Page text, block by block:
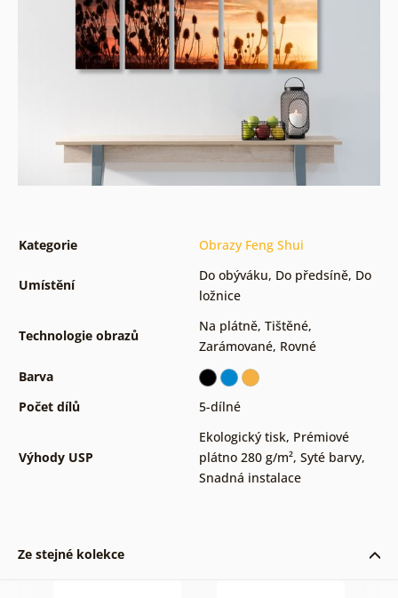
Kategorie Obrazy Feng Shui
Umístění
Do obýváku, Do předsíně, Do
ložnice
Technologie obrazů
Na plátně, Tištěné,
Zarámované, Rovné
Barva
Počet dílů
5-dílné
Výhody USP
Ekologický tisk, Prémiové
plátno 280 g/m², Syté barvy,
Snadná instalace
Ze stejné kolekce